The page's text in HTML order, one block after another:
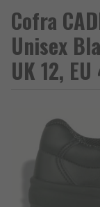
Cofra
Unisex
UK 12, EU